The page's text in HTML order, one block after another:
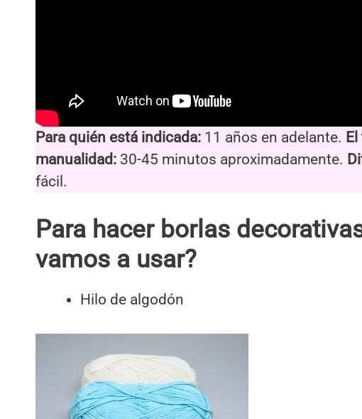
Para quién está indicada: 11 años en adelante.
manualidad: 30-45 minutos aproximadamente.
fácil.
Para hacer borlas
vamos a usar?
Hilo de algodón